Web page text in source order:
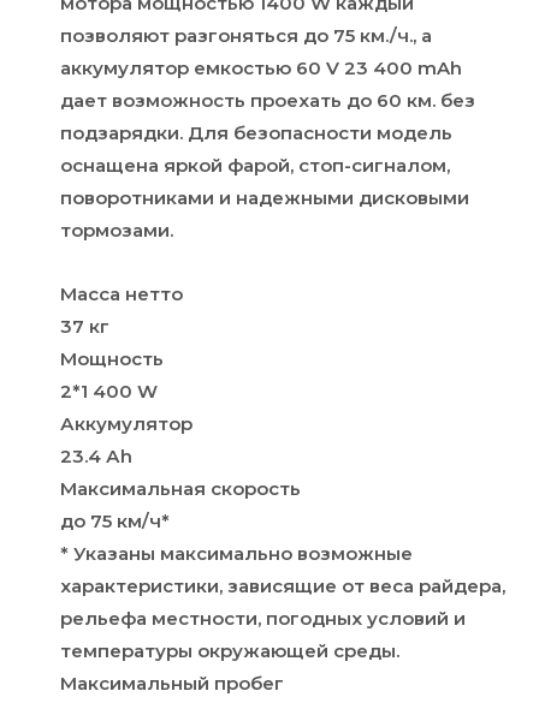
позволяют разгоняться до 75 км./ч., а
аккумулятор емкостью 60 V 23 400 mAh
дает возможность проехать до 60 км. без
подзарядки. Для безопасности модель
оснащена яркой фарой, стоп-сигналом,
поворотниками и надежными дисковыми
тормозами.
Масса нетто
37 кг
Мощность
2*1 400 W
Аккумулятор
23.4 Аh
Максимальная скорость
до 75 км/ч*
* Указаны максимально возможные
характеристики, зависящие от веса райдера,
рельефа местности, погодных условий и
температуры окружающей среды.
Максимальный пробег